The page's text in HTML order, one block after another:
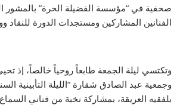
صحفية في “مؤسسة الفضيلة الحرة” بالمشور
الفنانين المشاركين ومستجدات الدورة للنقاد
وتكتسي ليلة الجمعة طابعاً روحياً خالصاً، إذ
وجمعية عبد الصادق شقارة “الليلة التأبينية
بلفقيه العريقة، بمشاركة نخبة من فناني